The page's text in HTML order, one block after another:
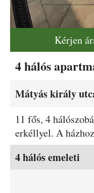
Kérjen
4 hálós
Mátyás király
Leírás
11 fős, 4
erkéllyel. A
Szobák és árak
4 hálós emeleti